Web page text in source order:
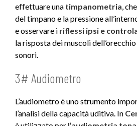
effettuare una timpanometria,
del timpano e la pressione
e osservare i riflessi ipsi e
la risposta dei muscoli
sonori.
3# Audiometro
L’audiometro è uno strumento
l’analisi della capacità uditiva. In